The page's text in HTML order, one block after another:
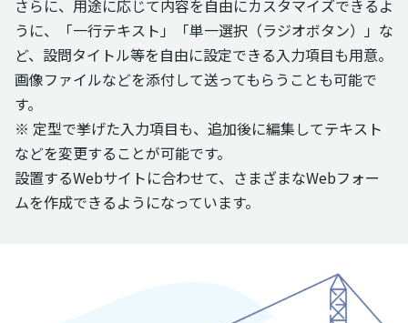
さらに、用途に応じて内容を自由にカスタマイズできるよ
うに、「一行テキスト」「単一選択（ラジオボタン）」な
ど、設問タイトル等を自由に設定できる入力項目も用意。
画像ファイルなどを添付して送ってもらうことも可能で
す。
※ 定型で挙げた入力項目も、追加後に編集してテキスト
などを変更することが可能です。
設置するWebサイトに合わせて、さまざまなWebフォー
ムを作成できるようになっています。